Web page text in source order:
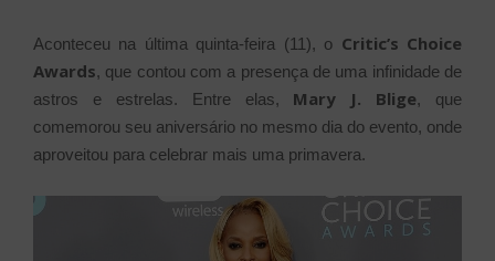
Aconteceu na última quinta-feira (11), o Critic’s Choice
Awards, que contou com a presença de uma infinidade de
astros e estrelas. Entre elas, Mary J. Blige, que
comemorou seu aniversário no mesmo dia do evento, onde
aproveitou para celebrar mais uma primavera.